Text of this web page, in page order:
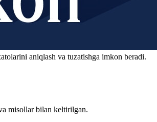
aniqlash va tuzatishga imkon beradi.
misollar bilan keltirilgan.